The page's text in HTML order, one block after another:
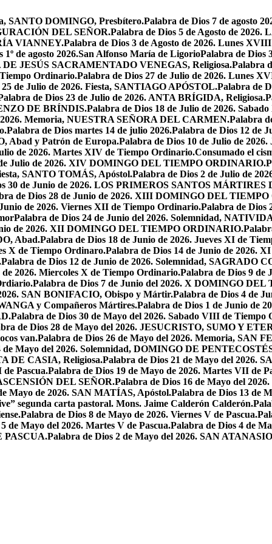
SANTO DOMINGO, Presbítero.Palabra de Dios 7 de agosto
DEL SEÑOR.Palabra de Dios 5 de Agosto de
VIANNEY.Palabra de Dios 3 de Agosto de 2026. Lunes
1º de agosto 2026.San Alfonso María de LigorioPalabra de Dios
JESÚS SACRAMENTADO VENEGAS, Religiosa.Palabra
Ordinario.Palabra de Dios 27 de Julio de 2026. Lunes
de Julio de 2026. Fiesta, SANTIAGO APÓSTOL.Palabra de
de Dios 23 de Julio de 2026. ANTA BRÍGIDA, Religiosa.
DE BRÍNDIS.Palabra de Dios 18 de Julio de 2026.
2026. Memoria, NUESTRA SEÑORA DEL CARMEN.Palabra
Palabra de Dios martes 14 de julio 2026.Palabra de Dios 12 de
Abad y Patrón de Europa.Palabra de Dios 10 de Julio de
de 2026. Martes XIV de Tiempo Ordinario.Consumado el
Julio de 2026. XIV DOMINGO DEL TIEMPO ORDINARIO.
SANTO TOMÁS, Apóstol.Palabra de Dios 2 de Julio de
30 de Junio de 2026. LOS PRIMEROS SANTOS
de Dios 28 de Junio de 2026. XIII DOMINGO DEL
de 2026. Viernes XII de Tiempo Ordinario.Palabra de Dios
Palabra de Dios 24 de Junio del 2026. Solemnidad,
de 2026. XII DOMINGO DEL TIEMPO ORDINARIO.
Abad.Palabra de Dios 18 de Junio de 2026. Jueves XI de
X de Tiempo Ordinaro.Palabra de Dios 14 de Junio de
Palabra de Dios 12 de Junio de 2026. Solemnidad, SAGRADO
2026. Miercoles X de Tiempo Ordinario.Palabra de Dios 9 de
Palabra de Dios 7 de Junio del 2026. X DOMINGO
SAN BONIFACIO, Obispo y Mártir.Palabra de Dios 4 de
y Compañeros Mártires.Palabra de Dios 1 de Junio de
Palabra de Dios 30 de Mayo del 2026. Sabado VIII de Tiempo
de Dios 28 de Mayo del 2026. JESUCRISTO, SUMO Y
van.Palabra de Dios 26 de Mayo del 2026. Memoria, SAN
de Mayo del 2026. Solemnidad, DOMINGO DE
DE CASIA, Religiosa.Palabra de Dios 21 de Mayo del 2026.
Pascua.Palabra de Dios 19 de Mayo de 2026. Martes VII de
DEL SEÑOR.Palabra de Dios 16 de Mayo del
Mayo de 2026. SAN MATÍAS, Apóstol.Palabra de Dios 13 de
segunda carta pastoral. Mons. Jaime Calderón Calderón.
Palabra de Dios 8 de Mayo de 2026. Viernes V de Pascua.
de Mayo del 2026. Martes V de Pascua.Palabra de Dios 4 de
PASCUA.Palabra de Dios 2 de Mayo del 2026. SAN